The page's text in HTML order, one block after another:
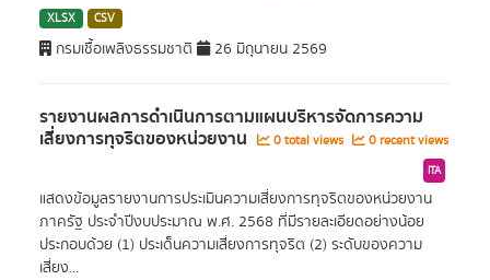
XLSX CSV
กรมเชื้อเพลิงธรรมชาติ 26 มิถุนายน 2569
รายงานผลการดำเนินการตามแผนบริหารจัดการความ
เสี่ยงการทุจริตของหน่วยงาน 0 total views 0 recent views
ITA
แสดงข้อมูลรายงานการประเมินความเสี่ยงการทุจริตของหน่วยงาน
ภาครัฐ ประจำปีงบประมาณ พ.ศ. 2568 ที่มีรายละเอียดอย่างน้อย
ประกอบด้วย (1) ประเด็นความเสี่ยงการทุจริต (2) ระดับของความ
เสี่ยง...